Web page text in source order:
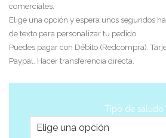
comerciales.
Elige una opción y espera unos segundos
de texto para personalizar tu pedido.
Puedes pagar con Débito (Redcompra).
Paypal. Hacer transferencia directa.
Tipo de saludo